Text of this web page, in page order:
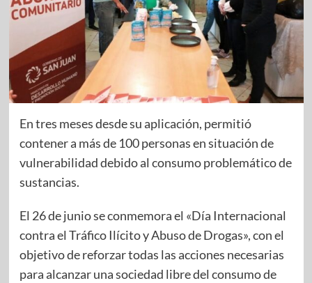
En tres meses desde su aplicación, permitió
contener a más de 100 personas en situación de
vulnerabilidad debido al consumo problemático de
sustancias.
El 26 de junio se conmemora el «Día Internacional
contra el Tráfico Ilícito y Abuso de Drogas», con el
objetivo de reforzar todas las acciones necesarias
para alcanzar una sociedad libre del consumo de